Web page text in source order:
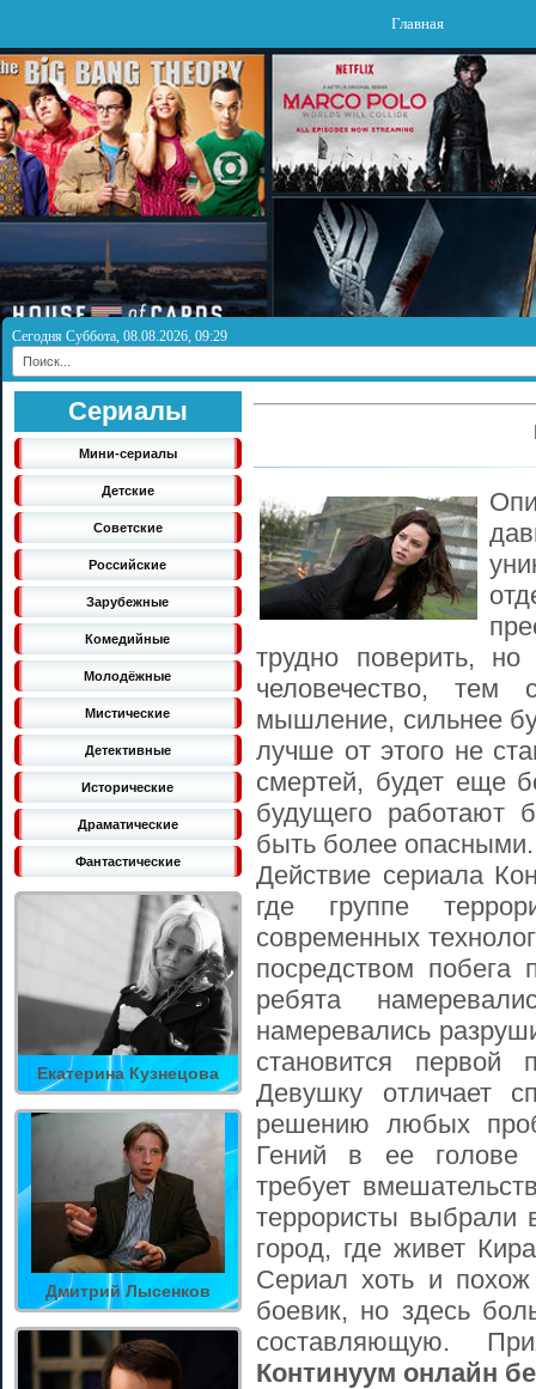
Главная
Сегодня Суббота, 08.08.2026, 09:29
Сериалы
Мини-сериалы
Детские
Советские
Российские
Зарубежные
Комедийные
Молодёжные
Мистические
Детективные
Исторические
Драматические
Фантастические
Екатерина Кузнецова
Дмитрий Лысенков
трудно поверить,
человечество, тем
мышление, сильнее
лучше от этого не
смертей, будет еще
будущего работают
быть более опасными.
Действие сериала
где группе
современных
посредством побега
ребята
намеревались
становится первой
Девушку отличает
решению любых
Гений в ее голове
требует
террористы выбрали
город, где живет
Сериал хоть и
боевик, но здесь
составляющую.
Континуум онлайн